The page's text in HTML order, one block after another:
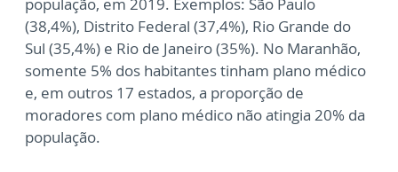
(38,4%), Distrito Federal (37,4%), Rio Grande do
Sul (35,4%) e Rio de Janeiro (35%). No Maranhão,
somente 5% dos habitantes tinham plano médico
e, em outros 17 estados, a proporção de
moradores com plano médico não atingia 20% da
população.